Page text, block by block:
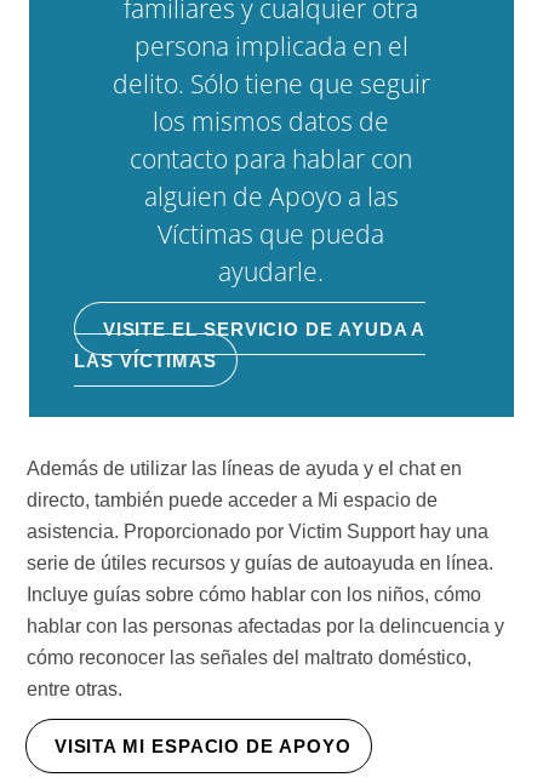
familiares y cualquier otra
persona implicada en el
delito. Sólo tiene que seguir
los mismos datos de
contacto para hablar con
alguien de Apoyo a las
Víctimas que pueda
ayudarle.
VISITE EL SERVICIO DE AYUDA A
LAS VÍCTIMAS
Además de utilizar las líneas de ayuda y el chat en
directo, también puede acceder a Mi espacio de
asistencia. Proporcionado por Victim Support hay una
serie de útiles recursos y guías de autoayuda en línea.
Incluye guías sobre cómo hablar con los niños, cómo
hablar con las personas afectadas por la delincuencia y
cómo reconocer las señales del maltrato doméstico,
entre otras.
VISITA MI ESPACIO DE APOYO